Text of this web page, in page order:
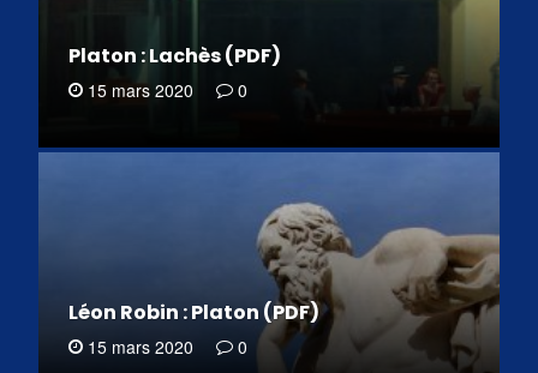
Platon : Lachès (PDF)
15 mars 2020 0
Léon Robin : Platon (PDF)
15 mars 2020 0